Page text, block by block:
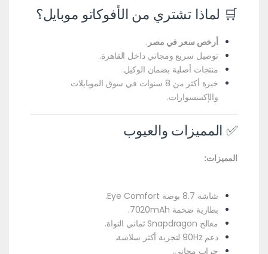
🛒 لماذا تشتري من الأفوكاتو موبايل؟
أرخص سعر في مصر .
توصيل سريع ومجاني داخل القاهرة.
منتجات أصلية بضمان الوكيل.
خبرة أكثر من 8 سنوات في سوق الموبايلات
والإكسسوارات.
✅ المميزات والعيوب
المميزات:
شاشة 8.7 بوصة Eye Comfort.
بطارية ضخمة 7020mAh.
معالج Snapdragon ثماني النواة.
دعم 90Hz لتجربة أكثر سلاسة.
جراب مجاني.